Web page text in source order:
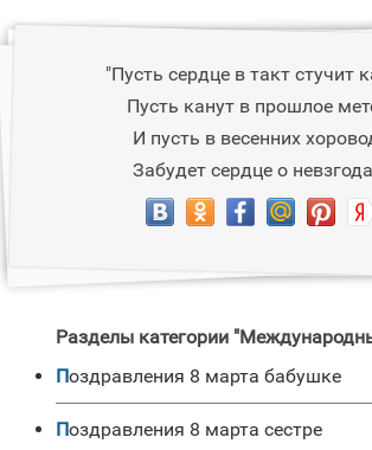
"Пусть сердце в такт стучит
Пусть канут в прошлое
И пyсть в весенних
Забудет сердце о
поздравления 8 марта бабушке
поздравления 8 марта сестре